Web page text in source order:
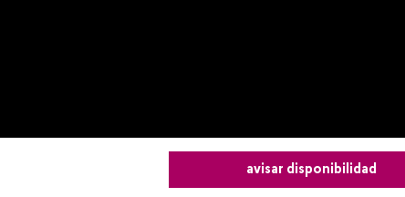
avisar disponibilidad